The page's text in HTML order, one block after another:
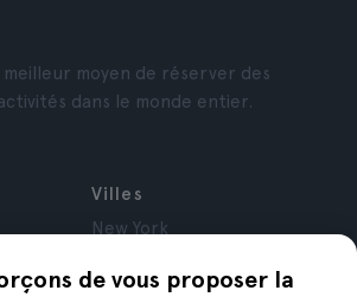
de vous proposer la
moyen de réserver des
dans le monde entier.
Villes
New York
Paris